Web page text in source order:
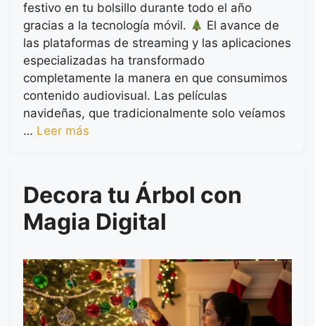
festivo en tu bolsillo durante todo el año
gracias a la tecnología móvil.
El avance de
las plataformas de streaming y las aplicaciones
especializadas ha transformado
completamente la manera en que consumimos
contenido audiovisual. Las películas
navideñas, que tradicionalmente solo veíamos
… Leer más
Decora tu Árbol con
Magia Digital